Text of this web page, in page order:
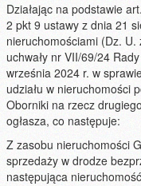
Działając na podstawie
2 pkt 9 ustawy z dnia 21
nieruchomościami (Dz.
uchwały nr VII/69/24
września 2024 r. w
udziału w nieruchomości
Oborniki na rzecz
ogłasza, co następuje:
Z zasobu nieruchomości
sprzedaży w drodze
następująca